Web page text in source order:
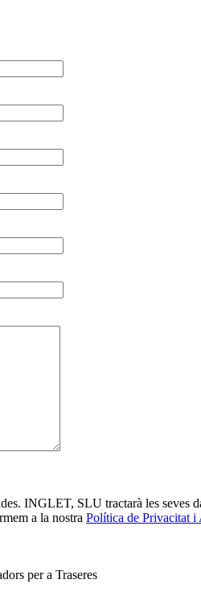
INGLET, SLU tractarà les seves
a la nostra Política de Privacitat i
per a Traseres